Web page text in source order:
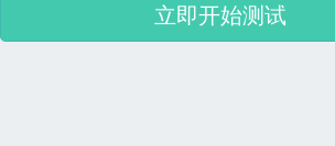
立即开始测试